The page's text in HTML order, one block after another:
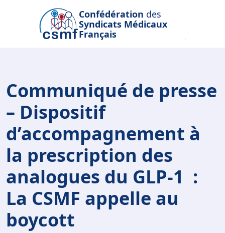
Passer au contenu principal
Confédération des
Syndicats Médicaux
Français
Communiqué de presse
– Dispositif
d’accompagnement à
la prescription des
analogues du GLP-1 :
La CSMF appelle au
boycott